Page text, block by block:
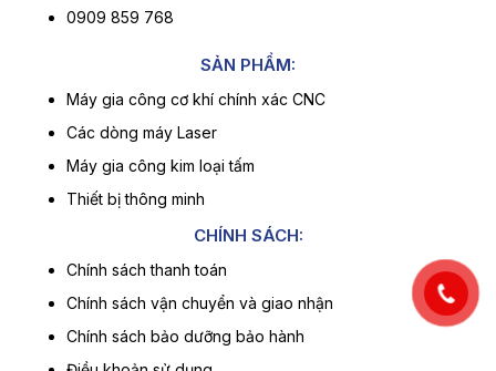
0909 859 768
SẢN PHẨM:
Máy gia công cơ khí chính xác CNC
Các dòng máy Laser
Máy gia công kim loại tấm
Thiết bị thông minh
CHÍNH SÁCH:
Chính sách thanh toán
Chính sách vận chuyển và giao nhận
Chính sách bảo dưỡng bảo hành